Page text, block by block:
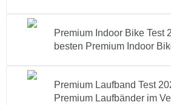
Premium Indoor Bike Test
besten Premium Indoor
Premium Laufband Test
Premium Laufbänder im